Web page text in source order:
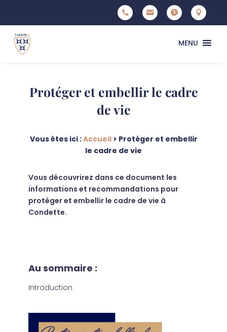




MENU
Protéger et embellir le cadre
de vie
Vous êtes ici :Accueil> Protéger et embellir
le cadre de vie
Vous découvrirez dans ce document les
informations et recommandations pour
protéger et embellir le cadre de vie à
Condette.
Au sommaire :
Introduction